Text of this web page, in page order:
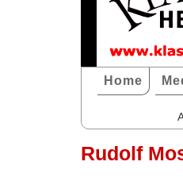
Home
Rudolf